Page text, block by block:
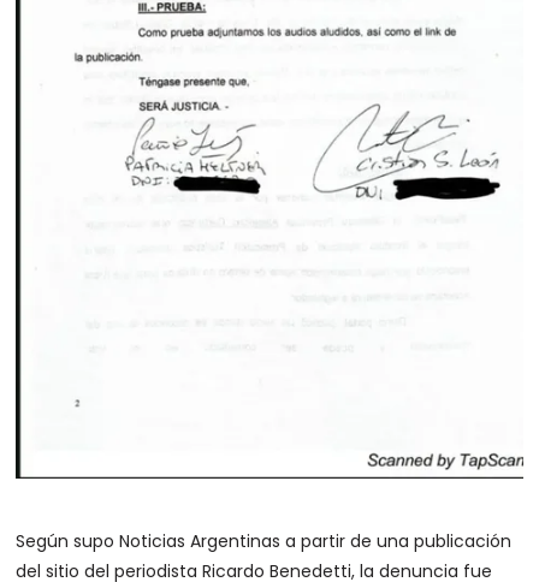
Según supo Noticias Argentinas a partir de una publicación
del sitio del periodista Ricardo Benedetti, la denuncia fue